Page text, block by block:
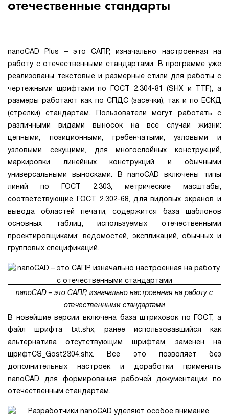
отечественные стандарты
nanoCAD Plus – это САПР, изначально настроенная на
работу с отечественными стандартами. В программе уже
реализованы текстовые и размерные стили для работы с
чертежными шрифтами по ГОСТ 2.304-81 (SHX и TTF), а
размеры работают как по СПДС (засечки), так и по ЕСКД
(стрелки) стандартам. Пользователи могут работать с
различными видами выносок на все случаи жизни:
цепными, позиционными, гребенчатыми, узловыми и
узловыми секущими, для многослойных конструкций,
маркировки линейных конструкций и обычными
универсальными выносками. В nanoCAD включены типы
линий по ГОСТ 2.303, метрические масштабы,
соответствующие ГОСТ 2.302-68, для видовых экранов и
вывода областей печати, содержится база шаблонов
основных таблиц, используемых отечественными
проектировщиками: ведомостей, экспликаций, обычных и
групповых спецификаций.
nanoCAD – это САПР, изначально настроенная на работу с
отечественными стандартами
В новейшие версии включена база штриховок по ГОСТ, а
файл шрифта txt.shx, ранее использовавшийся как
альтернатива отсутствующим шрифтам, заменен на
шрифтCS_Gost2304.shx. Все это позволяет без
дополнительных настроек и доработки применять
nanoCAD для формирования рабочей документации по
отечественным стандартам.